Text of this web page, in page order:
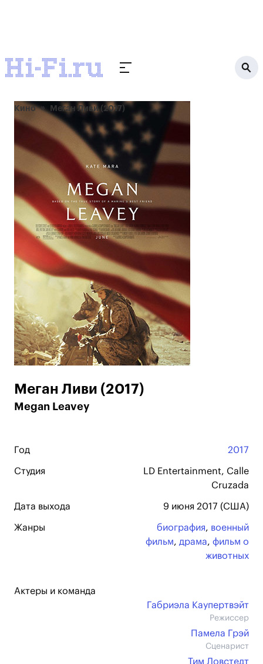
Кино Меган Ливи (2017)
Меган Ливи (2017)
Megan Leavey
Год 2017
Студия
LD Entertainment, Calle
Cruzada
Дата выхода 9 июня 2017 (США)
Жанры биография, военный
фильм, драма, фильм о
животных
Актеры и команда
Габриэла Каупертвэйт
Режиссер
Памела Грэй
Сценарист
Тим Ловстедт